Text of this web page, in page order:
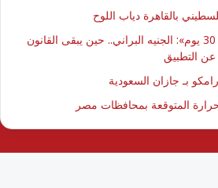
بالقاهرة دياب اللوح
نجوى العشيري تكتب لـ « 30 يوم»: الجنيه البراني.. حين يبقى القانون
التطبيق
بـ جازان السعودية
المتوقعة بمحافظات مصر